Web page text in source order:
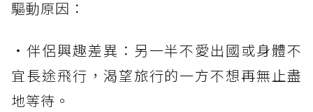
驅動原因：
・伴侶興趣差異：另一半不愛出國或身體不
宜長途飛行，渴望旅行的一方不想再無止盡
地等待。